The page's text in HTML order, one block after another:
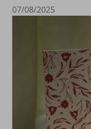
07/08/2025